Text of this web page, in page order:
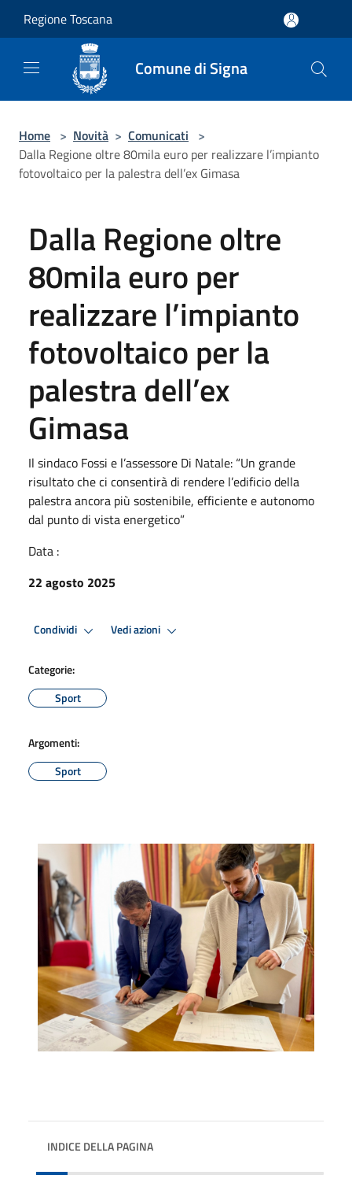
Regione Toscana
Comune di Signa
Home > Novità > Comunicati >
Dalla Regione oltre 80mila euro per realizzare l’impianto
fotovoltaico per la palestra dell’ex Gimasa
Dalla Regione oltre
80mila euro per
realizzare l’impianto
fotovoltaico per la
palestra dell’ex
Gimasa
Il sindaco Fossi e l’assessore Di Natale: “Un grande
risultato che ci consentirà di rendere l’edificio della
palestra ancora più sostenibile, efficiente e autonomo
dal punto di vista energetico”
Data :
22 agosto 2025
Condividi Vedi azioni
Categorie:
Sport
Argomenti:
Sport
INDICE DELLA PAGINA